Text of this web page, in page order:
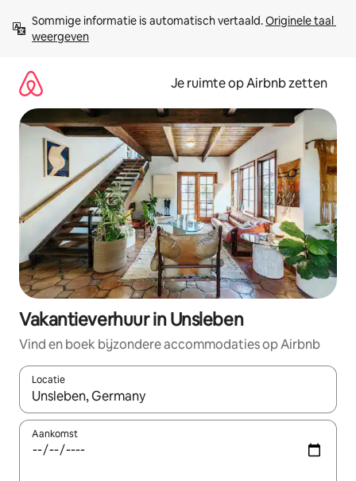
direct
naar
Sommige informatie is automatisch vertaald. Originele taal
weergeven
Je ruimte op Airbnb zetten
Vakantieverhuur in Unsleben
Vind en boek bijzondere accommodaties op Airbnb
Locatie
Wanneer er suggesties beschikbaar zijn, maak je een keuze
Aankomst